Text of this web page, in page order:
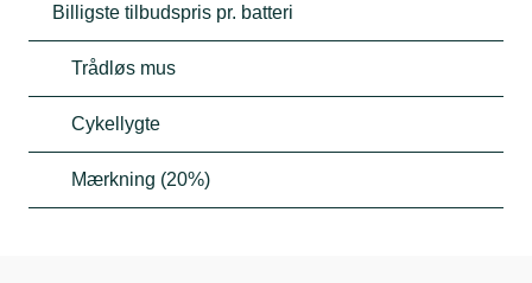
Billigste tilbudspris pr. batteri
Trådløs mus
Cykellygte
Mærkning (20%)